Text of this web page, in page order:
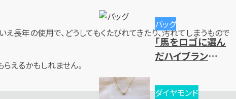
長年の使用で、どうしてもくたびれてきたり、汚れてしまうもので
えるかもしれません。
廃盤モデル～レ
ディース・メンズ
まで一挙紹介
バッグ
「馬をロゴに選ん
だハイブランド」
ダイヤモンド